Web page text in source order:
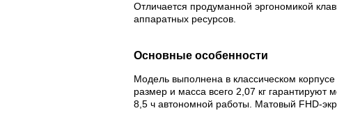
Отличается продуманной эргономикой
аппаратных ресурсов.
Основные особенности
Модель выполнена в классическом
размер и масса всего 2,07 кг гарантируют
8,5 ч автономной работы. Матовый FHD-